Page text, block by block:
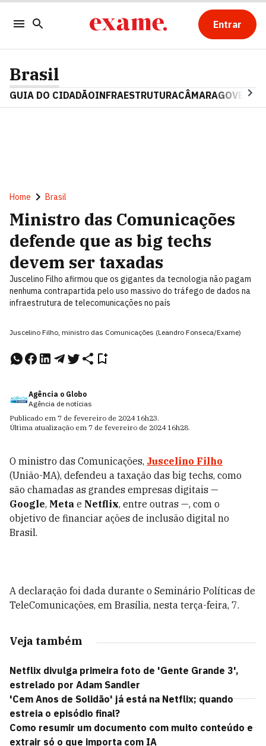
Entrar
Brasil
GUIA DO CIDADÃOINFRAESTRUTURACÂMARAGOVERNO
Home Brasil
Ministro das Comunicações
defende que as big techs
devem ser taxadas
Juscelino Filho afirmou que os gigantes da tecnologia não pagam
nenhuma contrapartida pelo uso massivo do tráfego de dados na
infraestrutura de telecomunicações no país
Juscelino Filho, ministro das Comunicações (Leandro Fonseca/Exame)
Agência o Globo
Agência de notícias
Publicado em 7 de fevereiro de 2024 16h23.
Última atualização em 7 de fevereiro de 2024 16h28.
O ministro das Comunicações, Juscelino Filho
(União-MA), defendeu a taxação das big techs, como
são chamadas as grandes empresas digitais —
Google, Meta e Netflix, entre outras —, com o
objetivo de financiar ações de inclusão digital no
Brasil.
A declaração foi dada durante o Seminário Políticas de
TeleComunicações, em Brasília, nesta terça-feira, 7.
Veja também
Netflix divulga primeira foto de 'Gente Grande 3',
estrelado por Adam Sandler
'Cem Anos de Solidão' já está na Netflix; quando
estreia o episódio final?
Como resumir um documento com muito conteúdo e
extrair só o que importa com IA